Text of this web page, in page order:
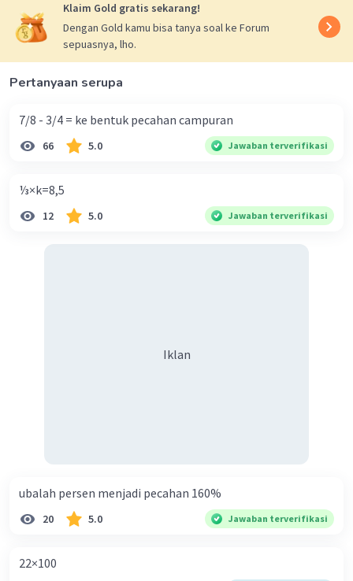
Klaim Gold gratis sekarang!
Dengan Gold kamu bisa tanya soal ke Forum
sepuasnya, lho.
Pertanyaan serupa
7/8 - 3/4 = ke bentuk pecahan campuran
66 5.0 Jawaban terverifikasi
⅓×k=8,5
12 5.0 Jawaban terverifikasi
Iklan
ubalah persen menjadi pecahan 160%
20 5.0 Jawaban terverifikasi
22×100